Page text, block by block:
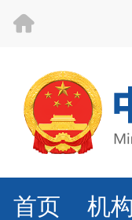
首页 机构